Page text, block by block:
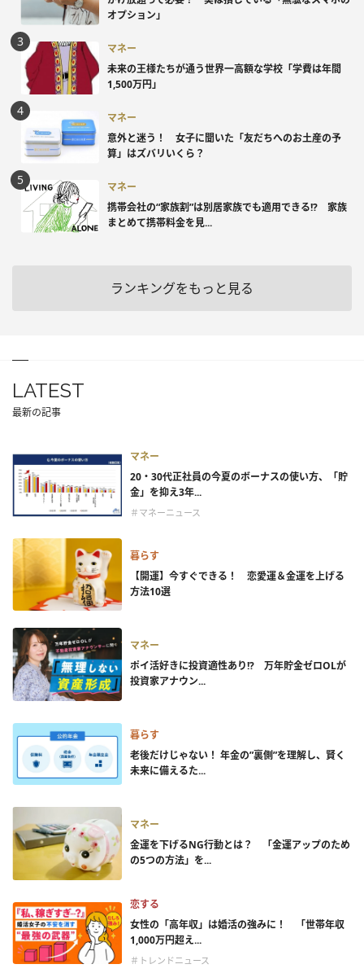
オプション」
マネー
未来の王様たちが通う世界一高額な学校「学費は年間
1,500万円」
マネー
意外と迷う！ 女子に聞いた「友だちへのお土産の予
算」はズバリいくら？
マネー
携帯会社の“家族割”は別居家族でも適用できる!? 家族
まとめて携帯料金を見...
ランキングをもっと見る
LATEST
最新の記事
マネー
20・30代正社員の今夏のボーナスの使い方、「貯
金」を抑え3年...
＃マネーニュース
暮らす
【開運】今すぐできる！ 恋愛運＆金運を上げる
方法10選
マネー
ポイ活好きに投資適性あり!? 万年貯金ゼロOLが
投資家アナウン...
暮らす
老後だけじゃない！ 年金の”裏側”を理解し、賢く
未来に備えるた...
マネー
金運を下げるNG行動とは？ 「金運アップのため
の5つの方法」を...
恋する
女性の「高年収」は婚活の強みに！ 「世帯年収
1,000万円超え...
＃トレンドニュース